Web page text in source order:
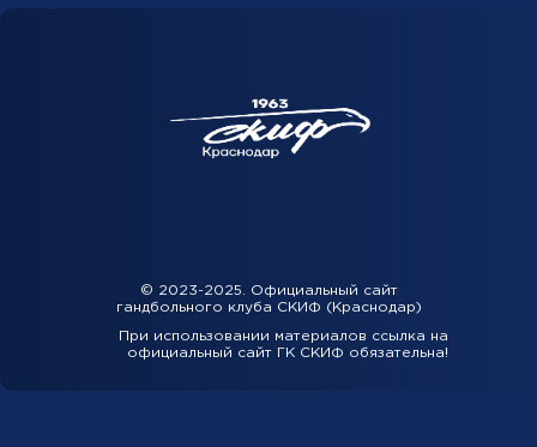
© 2023-2025. Официальный сайт
гандбольного клуба СКИФ (Краснодар)
При использовании материалов ссылка на
официальный сайт ГК СКИФ обязательна!